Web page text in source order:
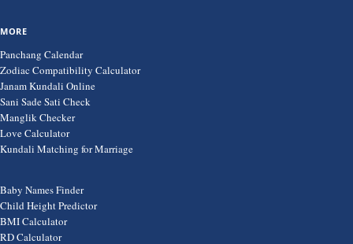
MORE
Panchang Calendar
Zodiac Compatibility Calculator
Janam Kundali Online
Sani Sade Sati Check
Manglik Checker
Love Calculator
Kundali Matching for Marriage
Baby Names Finder
Child Height Predictor
BMI Calculator
RD Calculator